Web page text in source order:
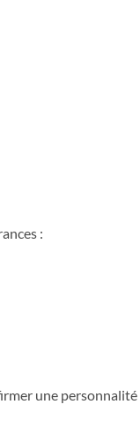
:
une personnalité